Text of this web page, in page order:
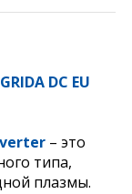
DC EU
– это
типа,
плазмы.